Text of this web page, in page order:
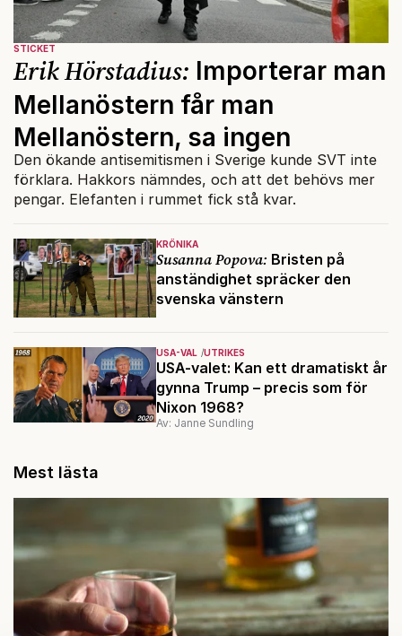
KRÖNIKA
Susanna Popova: Bristen på
anständighet spräcker den
svenska vänstern
USA-VAL UTRIKES
USA-valet: Kan ett dramatiskt år
gynna Trump – precis som för
Nixon 1968?
Av: Janne Sundling
STICKET
Erik Hörstadius: Importerar man
Mellanöstern får man
Mellanöstern, sa ingen
Den ökande antisemitismen i Sverige kunde SVT inte
förklara. Hakkors nämndes, och att det behövs mer
pengar. Elefanten i rummet fick stå kvar.
Mest lästa